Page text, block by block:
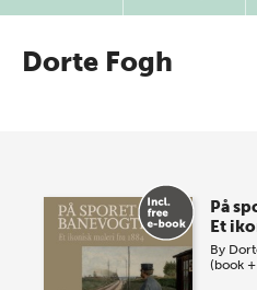
Dorte Fogh
På
Et
By
(book